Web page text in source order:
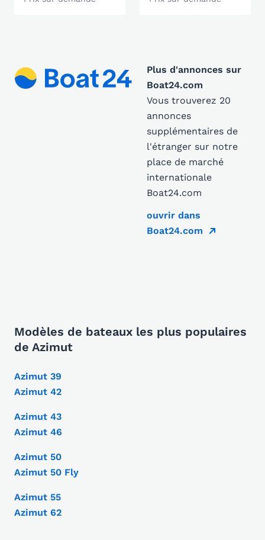
Plus d'annonces sur
Boat24.com
Vous trouverez 20
annonces
supplémentaires de
l'étranger sur notre
place de marché
internationale
Boat24.com
ouvrir dans
Boat24.com
Modèles de bateaux les plus populaires
de Azimut
Azimut 39
Azimut 42
Azimut 43
Azimut 46
Azimut 50
Azimut 50 Fly
Azimut 55
Azimut 62